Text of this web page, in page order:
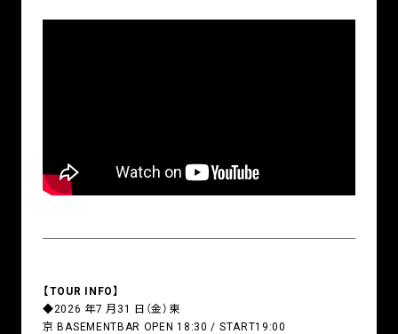
【TOUR INFO】
◆2026 年7 月31 日（金）東
京 BASEMENTBAR OPEN 18:30 / START19:00